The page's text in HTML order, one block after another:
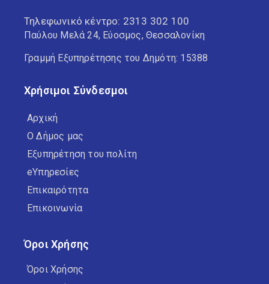
Τηλεφωνικό κέντρο: 2313 302 100
Παύλου Μελά 24, Εύοσμος, Θεσσαλονίκη
Γραμμή Εξυπηρέτησης του Δημότη: 15388
Χρήσιμοι Σύνδεσμοι
Αρχική
Ο Δήμος μας
Εξυπηρέτηση του πολίτη
eΥπηρεσίες
Επικαιρότητα
Επικοινωνία
Όροι Χρήσης
Όροι Χρήσης